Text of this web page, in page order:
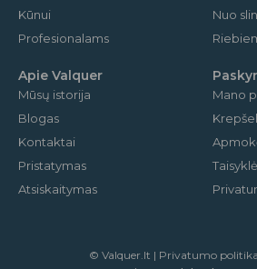
Kūnui
Profesionalams
Nuo
Apie Valquer
Mūsų istorija
Blogas
Kontaktai
Pristatymas
Atsiskaitymas
Mano
© Valquer.lt | Privatumo politika